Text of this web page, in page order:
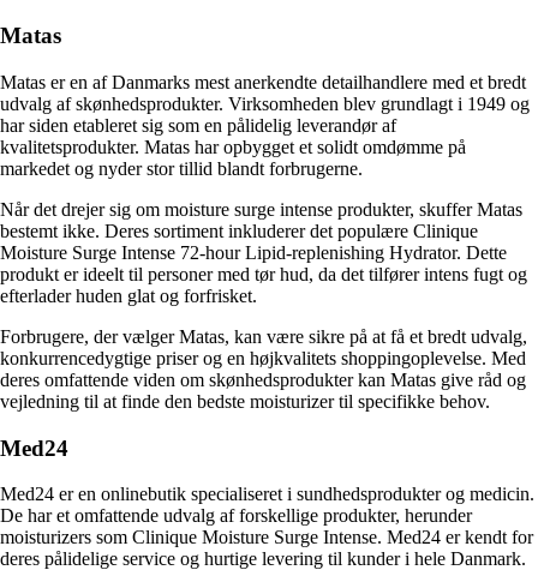
Matas
Matas er en af Danmarks mest anerkendte detailhandlere med et bredt
udvalg af skønhedsprodukter. Virksomheden blev grundlagt i 1949 og
har siden etableret sig som en pålidelig leverandør af
kvalitetsprodukter. Matas har opbygget et solidt omdømme på
markedet og nyder stor tillid blandt forbrugerne.
Når det drejer sig om moisture surge intense produkter, skuffer Matas
bestemt ikke. Deres sortiment inkluderer det populære Clinique
Moisture Surge Intense 72-hour Lipid-replenishing Hydrator. Dette
produkt er ideelt til personer med tør hud, da det tilfører intens fugt og
efterlader huden glat og forfrisket.
Forbrugere, der vælger Matas, kan være sikre på at få et bredt udvalg,
konkurrencedygtige priser og en højkvalitets shoppingoplevelse. Med
deres omfattende viden om skønhedsprodukter kan Matas give råd og
vejledning til at finde den bedste moisturizer til specifikke behov.
Med24
Med24 er en onlinebutik specialiseret i sundhedsprodukter og medicin.
De har et omfattende udvalg af forskellige produkter, herunder
moisturizers som Clinique Moisture Surge Intense. Med24 er kendt for
deres pålidelige service og hurtige levering til kunder i hele Danmark.